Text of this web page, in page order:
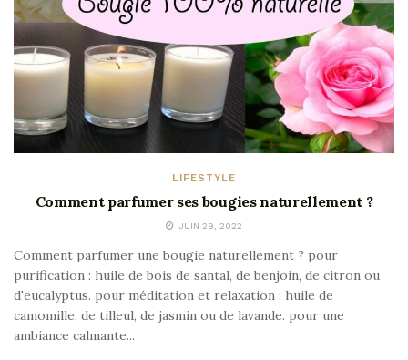
LIFESTYLE
Comment parfumer ses bougies naturellement ?
JUIN 29, 2022
Comment parfumer une bougie naturellement ? pour
purification : huile de bois de santal, de benjoin, de citron ou
d'eucalyptus. pour méditation et relaxation : huile de
camomille, de tilleul, de jasmin ou de lavande. pour une
ambiance calmante...